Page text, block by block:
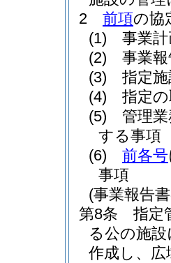
2
前項の協
(1)
事業
(2)
事業
(3)
指定
(4)
指定
(5)
管理
する事項
(6)
前各号
事項
(事業報告
第8条
指定
る公の施
作成し、